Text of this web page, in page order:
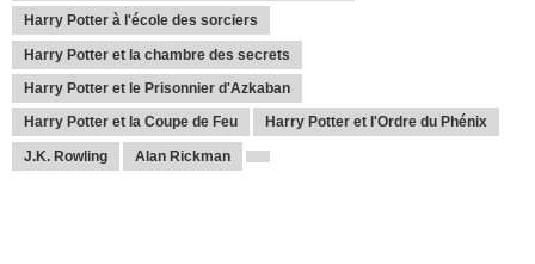
Harry Potter à l'école des sorciers
Harry Potter et la chambre des secrets
Harry Potter et le Prisonnier d'Azkaban
Harry Potter et la Coupe de Feu Harry Potter et l'Ordre du Phénix
J.K. Rowling Alan Rickman